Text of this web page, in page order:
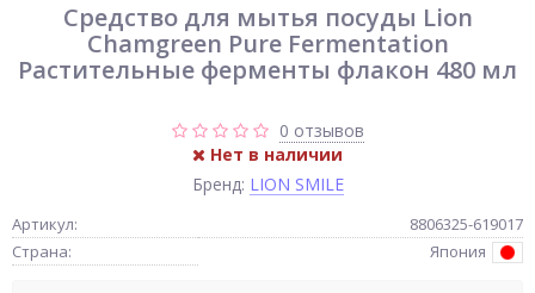
Средство для мытья посуды Lion
Chamgreen Pure Fermentation
Растительные ферменты флакон 480 мл
0 отзывов
Нет в наличии
Бренд: LION SMILE
Артикул:
8806325-619017
Страна:
Япония